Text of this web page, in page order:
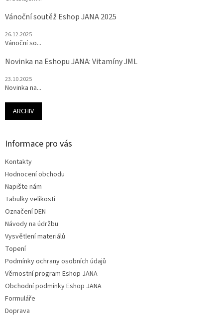
Vánoční soutěž Eshop JANA 2025
26.12.2025
Vánoční so...
Novinka na Eshopu JANA: Vitamíny JML
23.10.2025
Novinka na...
ARCHIV
Informace pro vás
Kontakty
Hodnocení obchodu
Napište nám
Tabulky velikostí
Označení DEN
Návody na údržbu
Vysvětlení materiálů
Topení
Podmínky ochrany osobních údajů
Věrnostní program Eshop JANA
Obchodní podmínky Eshop JANA
Formuláře
Doprava